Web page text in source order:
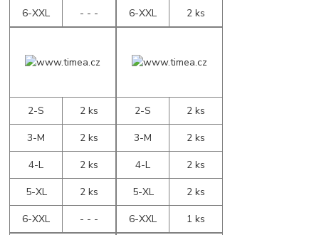
6-XXL
- - -
6-XXL
2 ks
2-S
2 ks
3-M
2 ks
4-L
2 ks
5-XL
2 ks
6-XXL
- - -
2-S
2 ks
3-M
2 ks
4-L
2 ks
5-XL
2 ks
6-XXL
1 ks